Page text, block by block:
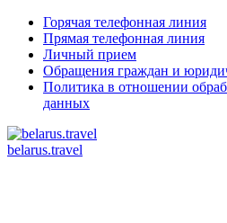
Горячая телефонная линия
Прямая телефонная линия
Личный прием
Обращения граждан и
Политика в отношении
данных
belarus.travel